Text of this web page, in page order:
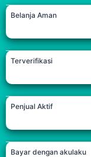
Belanja Aman
Terverifikasi
Penjual Aktif
Bayar dengan akulaku